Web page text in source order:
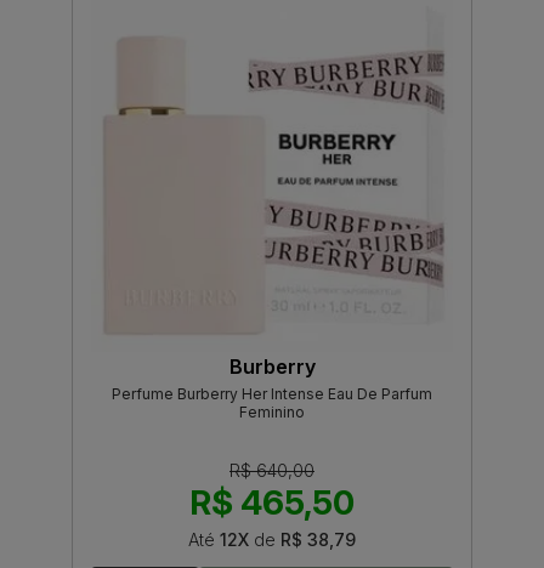
Burberry
Perfume Burberry Her Intense Eau De Parfum
Feminino
R$ 640,00
R$ 465,50
Até 12X de R$ 38,79